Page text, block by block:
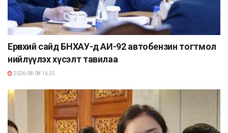
Ерөнхий сайд БНХАУ-д АИ-92 автобензин тогтмол
нийлүүлэх хүсэлт тавилаа
2026-08-08 16:25